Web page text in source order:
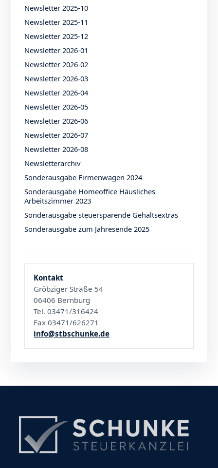
Newsletter 2025-10
Newsletter 2025-11
Newsletter 2025-12
Newsletter 2026-01
Newsletter 2026-02
Newsletter 2026-03
Newsletter 2026-04
Newsletter 2026-05
Newsletter 2026-06
Newsletter 2026-07
Newsletter 2026-08
Newsletterarchiv
Sonderausgabe Firmenwagen 2024
Sonderausgabe Homeoffice Häusliches
Arbeitszimmer 2023
Sonderausgabe steuersparende Gehaltsextras
Sonderausgabe zum Jahresende 2025
Kontakt
Gröbziger Straße 54
06406 Bernburg
Tel. 03471/316424
Fax 03471/626271
info@stbschunke.de